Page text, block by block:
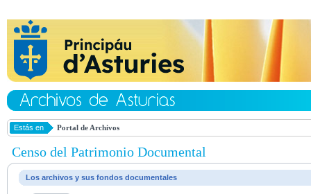
Estás en Portal de Archivos
Censo del Patrimonio Documental
Los archivos y sus fondos documentales